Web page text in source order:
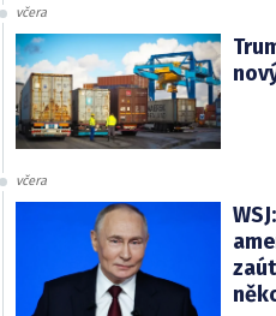
včera
včera